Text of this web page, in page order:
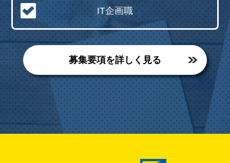
IT企画職
募集要項を詳しく見る